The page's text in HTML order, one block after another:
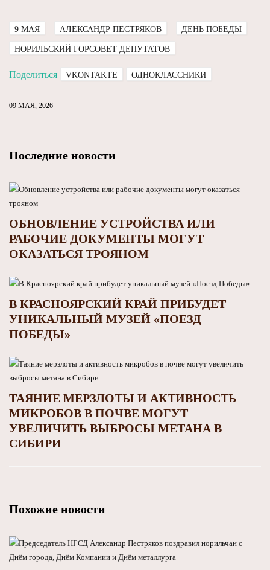
9 МАЯ АЛЕКСАНДР ПЕСТРЯКОВ ДЕНЬ ПОБЕДЫ
НОРИЛЬСКИЙ ГОРСОВЕТ ДЕПУТАТОВ
Поделиться VKONTAKTE ОДНОКЛАССНИКИ
09 МАЯ, 2026
Последние новости
ОБНОВЛЕНИЕ УСТРОЙСТВА ИЛИ
РАБОЧИЕ ДОКУМЕНТЫ МОГУТ
ОКАЗАТЬСЯ ТРОЯНОМ
В КРАСНОЯРСКИЙ КРАЙ ПРИБУДЕТ
УНИКАЛЬНЫЙ МУЗЕЙ «ПОЕЗД
ПОБЕДЫ»
ТАЯНИЕ МЕРЗЛОТЫ И АКТИВНОСТЬ
МИКРОБОВ В ПОЧВЕ МОГУТ
УВЕЛИЧИТЬ ВЫБРОСЫ МЕТАНА В
СИБИРИ
Похожие новости